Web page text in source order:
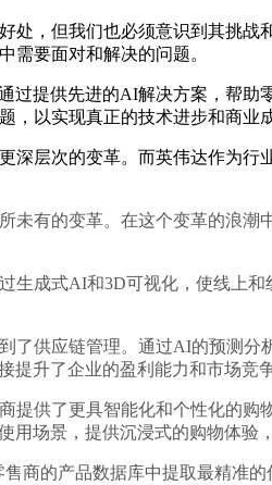
，但我们也必须意识到其挑战
需要面对和解决的问题。
提供先进的AI解决方案，帮助
以实现真正的技术进步和商业成
次的变革。而英伟达作为行
的变革。在这个变革的浪潮
成式AI和3D可视化，使线上
供应链管理。通过AI的预测分
升了企业的盈利能力和市场竞争
供了更具智能化和个性化的购
用场景，提供沉浸式的购物体验
的产品数据库中提取最精准